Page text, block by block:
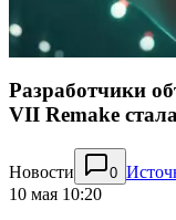
Разработчики
VII Remake
Новости 0
10 мая 10:20